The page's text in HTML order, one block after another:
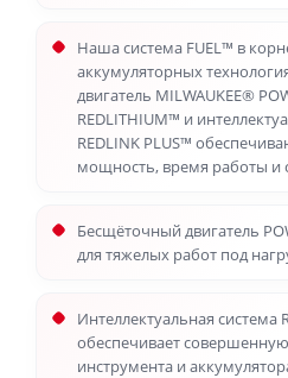
Наша система FUEL™ в
аккумуляторных
двигатель MILWAUKEE®
REDLITHIUM™ и
REDLINK PLUS™
мощность, время работы и
Бесщёточный двигатель
для тяжелых работ под
Интеллектуальная система
обеспечивает
инструмента и